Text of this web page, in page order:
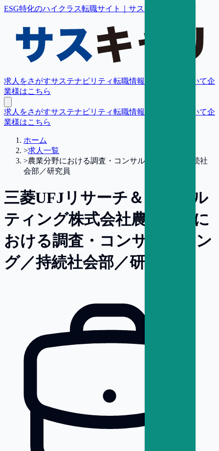
ESG特化のハイクラス転職サイト｜サスキャリ
求人をさがすサステナビリティ転職情報 転職支援について企
業様はこちら
求人をさがすサステナビリティ転職情報 転職支援について企
業様はこちら
ホーム
>求人一覧
>農業分野における調査・コンサルティング／持続社
会部／研究員
三菱UFJリサーチ＆コンサル
ティング株式会社農業分野に
おける調査・コンサルティン
グ／持続社会部／研究員